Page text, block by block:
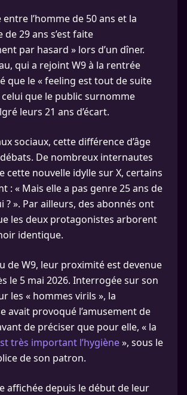
l’homme de 50 ans et la
29 ans s’est faite
par hasard » lors d’un dîner.
qui a rejoint W9 à la rentrée
que le « feeling est tout de suite
celui que le public surnomme
leurs 21 ans d’écart.
sociaux, cette différence d’âge
De nombreux internautes
cette nouvelle idylle sur X, certains
: « Mais elle a pas genre 25 ans de
? ». Par ailleurs, des abonnés ont
les deux protagonistes arborent
identique.
de W9, leur proximité est devenue
le 5 mai 2026. Interrogée sur son
les « hommes virils », la
avait provoqué l’amusement de
de préciser que pour elle, « la
très important l’hygiène», sous le
de son patron.
affichée depuis le début de leur